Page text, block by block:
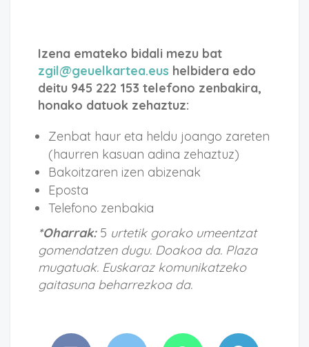
Izena emateko bidali mezu bat
zgil@geuelkartea.eus helbidera edo
deitu 945 222 153 telefono zenbakira,
honako datuok zehaztuz:
Zenbat haur eta heldu joango zareten
(haurren kasuan adina zehaztuz)
Bakoitzaren izen abizenak
Eposta
Telefono zenbakia
*Oharrak: 5 urtetik gorako umeentzat
gomendatzen dugu. Doakoa da. Plaza
mugatuak. Euskaraz komunikatzeko
gaitasuna beharrezkoa da.